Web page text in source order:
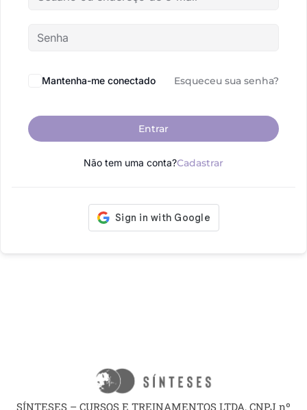
Mantenha-me conectado Esqueceu sua senha?
Entrar
Não tem uma conta?Cadastrar
SÍNTESES – CURSOS E TREINAMENTOS LTDA, CNPJ nº